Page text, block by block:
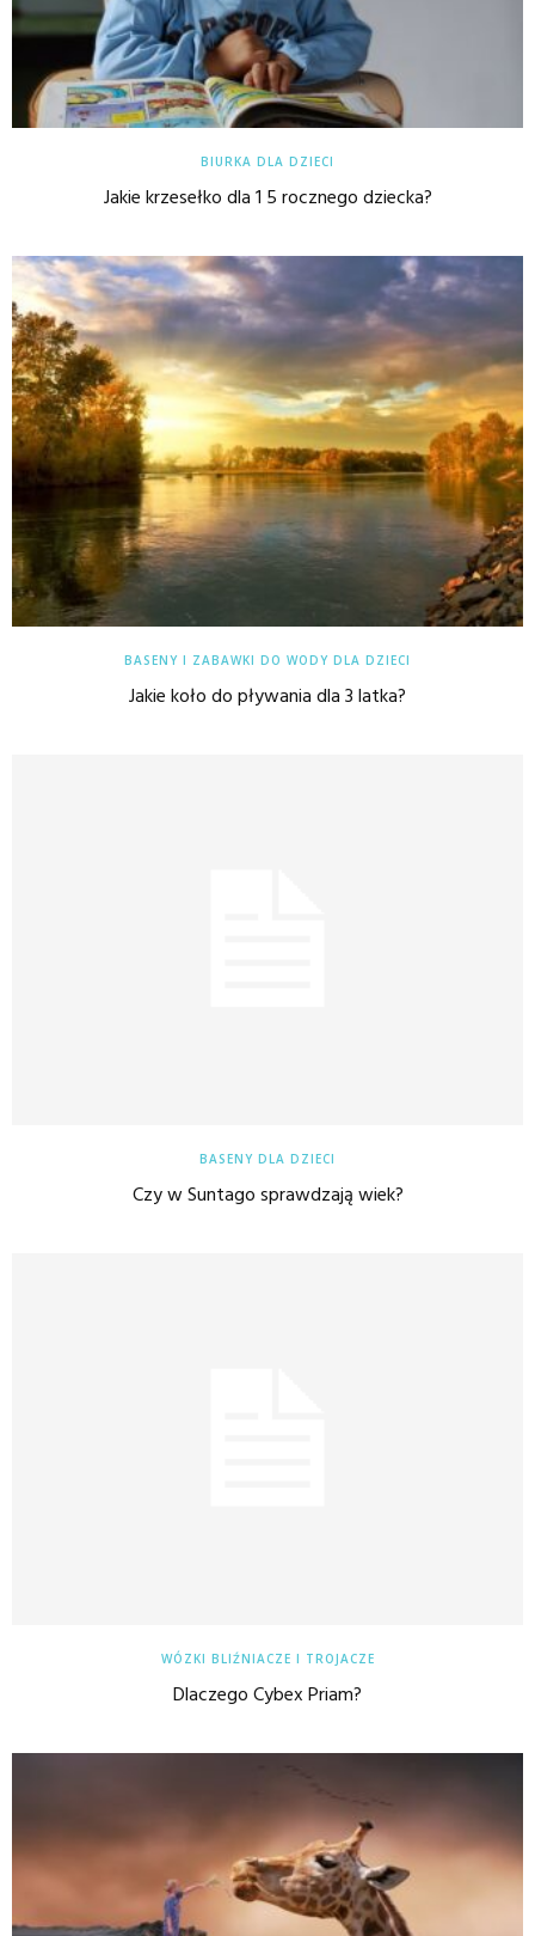
BIURKA DLA DZIECI
Jakie krzesełko dla 1 5 rocznego dziecka?
BASENY I ZABAWKI DO WODY DLA DZIECI
Jakie koło do pływania dla 3 latka?
BASENY DLA DZIECI
Czy w Suntago sprawdzają wiek?
WÓZKI BLIŹNIACZE I TROJACZE
Dlaczego Cybex Priam?